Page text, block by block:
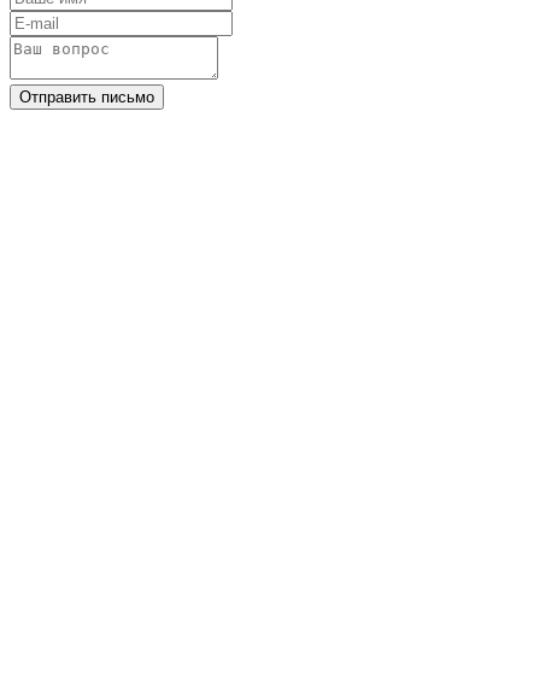
Отправить письмо